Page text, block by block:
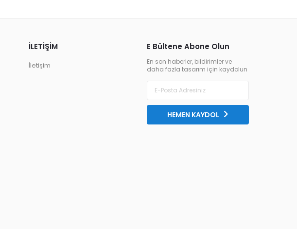
E Bültene Abone Olun
En son haberler, bildirimler ve
daha fazla tasarım için kaydolun
HEMEN KAYDOL
İLETİŞİM
İletişim